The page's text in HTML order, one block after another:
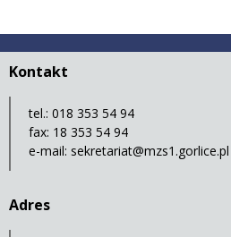
Kontakt
tel.: 018 353 54 94
fax: 18 353 54 94
e-mail: sekretariat@mzs1.gorlice.pl
Adres